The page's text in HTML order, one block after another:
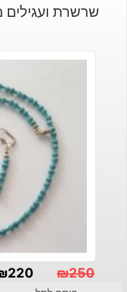
שרשרת ועגילים
₪250
220